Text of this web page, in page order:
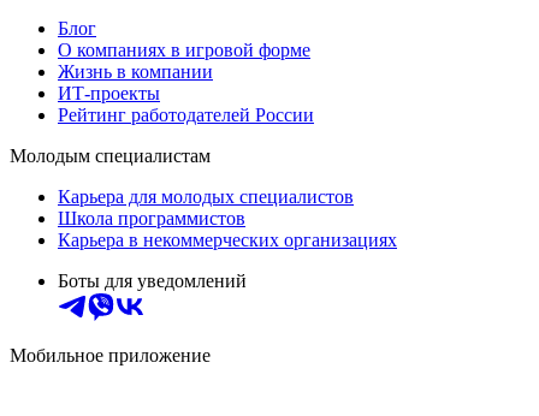
Блог
О компаниях в игровой форме
Жизнь в компании
ИТ-проекты
Рейтинг работодателей России
Молодым специалистам
Карьера для молодых специалистов
Школа программистов
Карьера в некоммерческих организациях
Боты для уведомлений
Мобильное приложение